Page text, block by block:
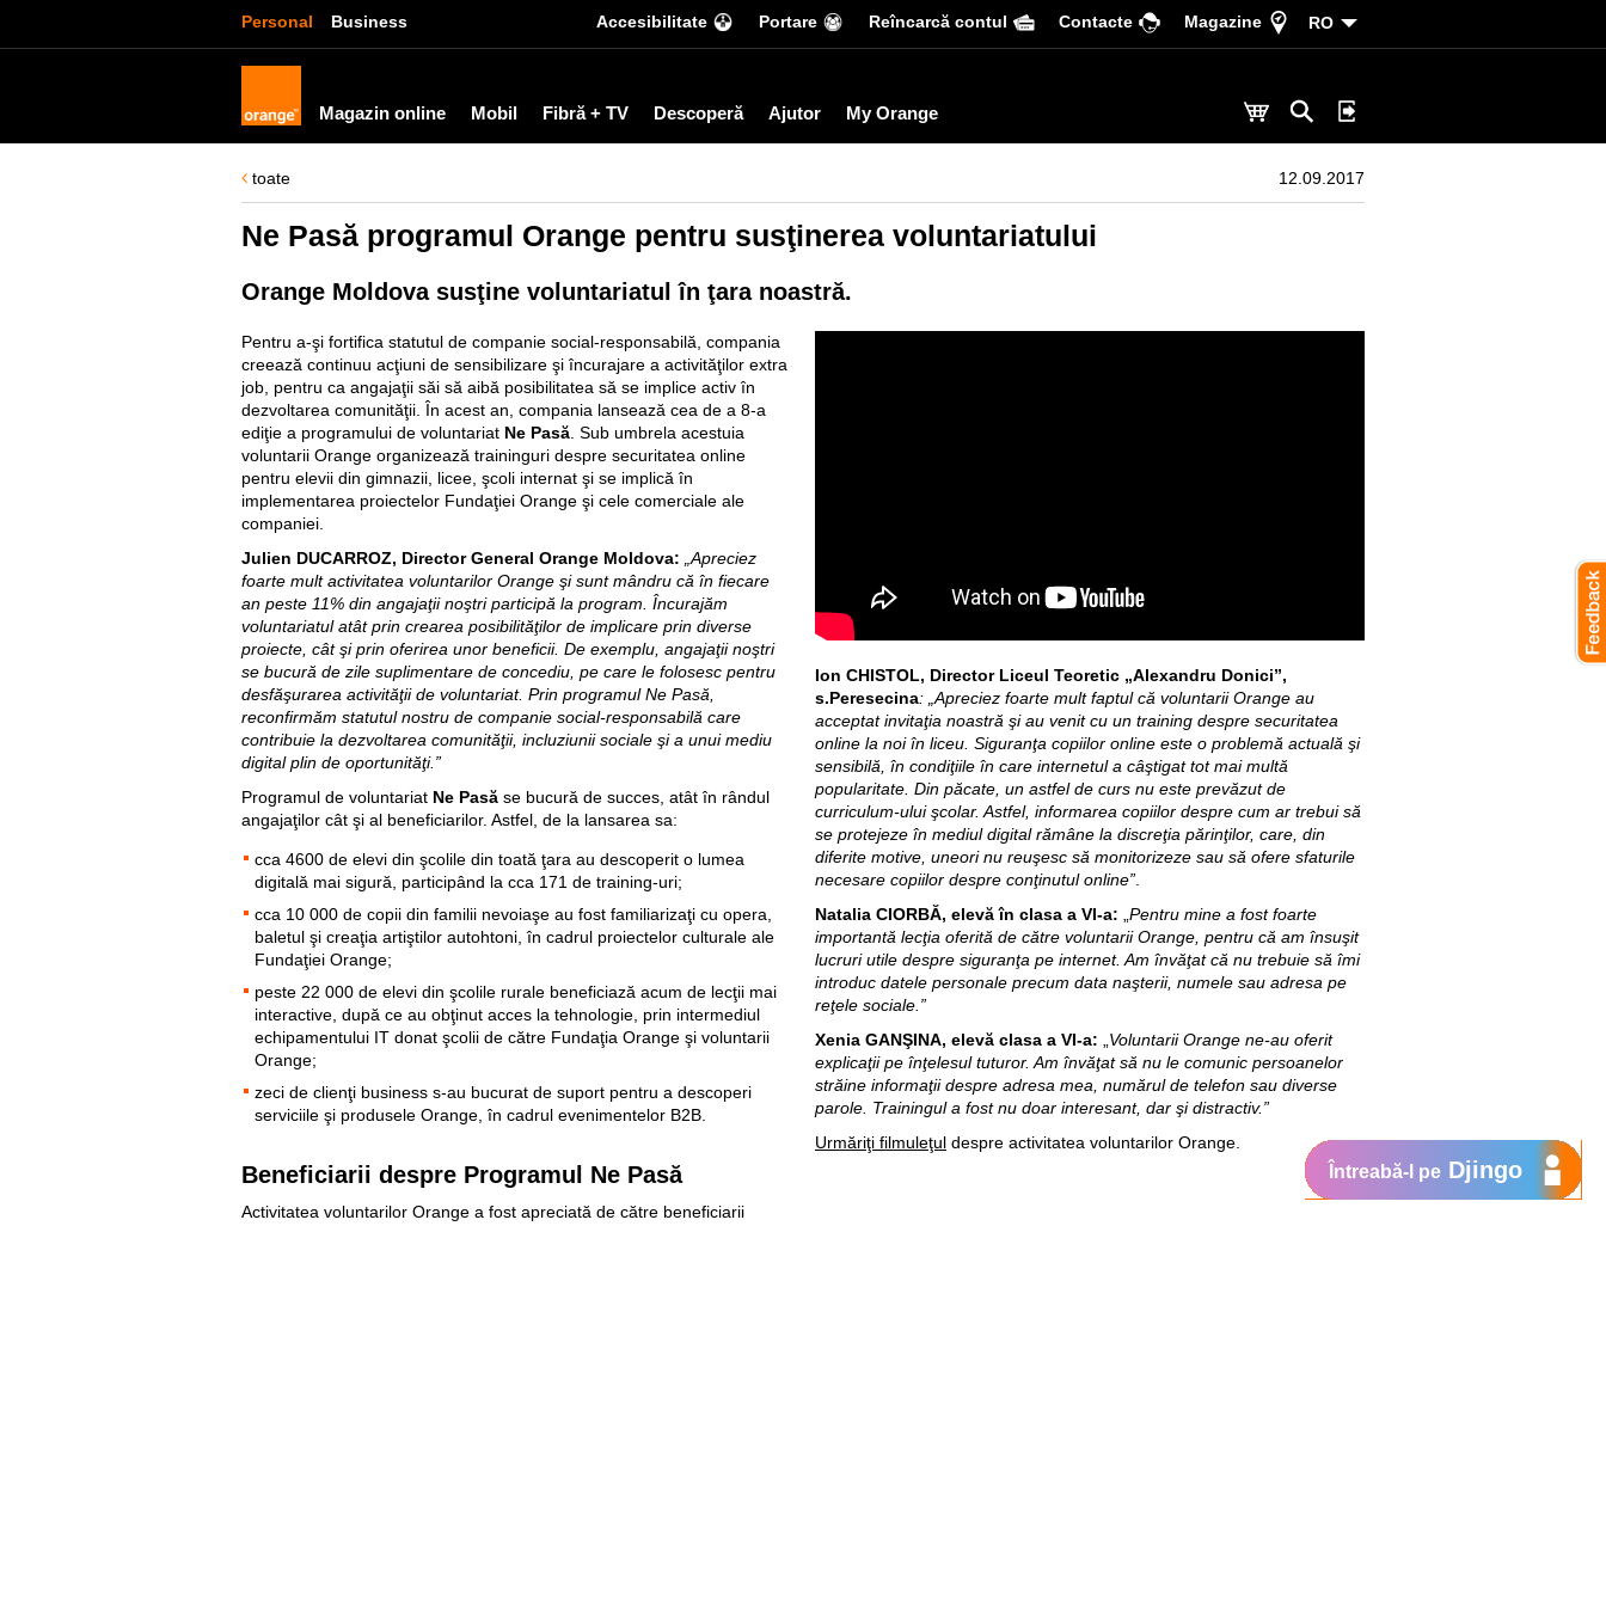
Personal Business Accesibilitate Portare Reîncarcă contul Сontacte Magazine RO
Magazin online Mobil Fibră + TV Descoperă Ajutor My Orange
toate 12.09.2017
Ne Pasă programul Orange pentru susţinerea voluntariatului
Orange Moldova susţine voluntariatul în ţara noastră.
Pentru a-şi fortifica statutul de companie social-responsabilă, compania
creează continuu acţiuni de sensibilizare şi încurajare a activităţilor extra
job, pentru ca angajaţii săi să aibă posibilitatea să se implice activ în
dezvoltarea comunităţii. În acest an, compania lansează cea de a 8-a
ediţie a programului de voluntariat Ne Pasă . Sub umbrela acestuia
voluntarii Orange organizează traininguri despre securitatea online
pentru elevii din gimnazii, licee, şcoli internat şi se implică în
implementarea proiectelor Fundaţiei Orange şi cele comerciale ale
companiei.
Julien DUCARROZ, Director General Orange Moldova:
„Apreciez
foarte mult activitatea voluntarilor Orange şi sunt mândru că în fiecare
an peste 11% din angajaţii noştri participă la program. Încurajăm
voluntariatul atât prin crearea posibilităţilor de implicare prin diverse
proiecte, cât şi prin oferirea unor beneficii. De exemplu, angajaţii noştri
se bucură de zile suplimentare de concediu, pe care le folosesc pentru
desfăşurarea activităţii de voluntariat. Prin programul Ne Pasă,
reconfirmăm statutul nostru de companie social-responsabilă care
contribuie la dezvoltarea comunităţii, incluziunii sociale şi a unui mediu
digital plin de oportunităţi.”
Programul de voluntariat Ne Pasă se bucură de succes, atât în rândul
angajaţilor cât şi al beneficiarilor. Astfel, de la lansarea sa:
cca 4600 de elevi din şcolile din toată ţara au descoperit o lumea
digitală mai sigură, participând la cca 171 de training-uri;
cca 10 000 de copii din familii nevoiaşe au fost familiarizaţi cu opera,
baletul şi creaţia artiştilor autohtoni, în cadrul proiectelor culturale ale
Fundaţiei Orange;
peste 22 000 de elevi din şcolile rurale beneficiază acum de lecţii mai
interactive, după ce au obţinut acces la tehnologie, prin intermediul
echipamentului IT donat şcolii de către Fundaţia Orange şi voluntarii
Orange;
zeci de clienţi business s-au bucurat de suport pentru a descoperi
serviciile şi produsele Orange, în cadrul evenimentelor B2B.
Beneficiarii despre Programul Ne Pasă
Activitatea voluntarilor Orange a fost apreciată de către beneficiarii
Ion CHISTOL, Director Liceul Teoretic „Alexandru Donici”,
s.Peresecina: „Apreciez foarte mult faptul că voluntarii Orange au
acceptat invitaţia noastră şi au venit cu un training despre securitatea
online la noi în liceu. Siguranţa copiilor online este o problemă actuală şi
sensibilă, în condiţiile în care internetul a câştigat tot mai multă
popularitate. Din păcate, un astfel de curs nu este prevăzut de
curriculum-ului şcolar. Astfel, informarea copiilor despre cum ar trebui să
se protejeze în mediul digital rămâne la discreţia părinţilor, care, din
diferite motive, uneori nu reuşesc să monitorizeze sau să ofere sfaturile
necesare copiilor despre conţinutul online”
Natalia CIORBĂ, elevă în clasa a VI-a:
Pentru mine a fost foarte
importantă lecţia oferită de către voluntarii Orange, pentru că am însuşit
lucruri utile despre siguranţa pe internet. Am învăţat că nu trebuie să îmi
introduc datele personale precum data naşterii, numele sau adresa pe
reţele sociale.”
Xenia GANŞINA, elevă clasa a VI-a:
Voluntarii Orange ne-au oferit
explicaţii pe înţelesul tuturor. Am învăţat să nu le comunic persoanelor
străine informaţii despre adresa mea, numărul de telefon sau diverse
parole. Trainingul a fost nu doar interesant, dar şi distractiv.”
Urmăriţi filmuleţul despre activitatea voluntarilor Orange.
Întreabă-l pe Djingo